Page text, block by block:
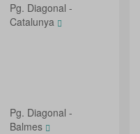
Pg. Diagonal -
Catalunya
Pg. Diagonal -
Balmes